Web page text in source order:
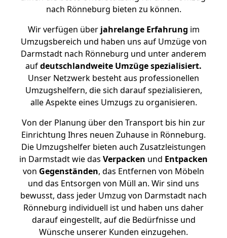
nach Rönneburg bieten zu können.
Wir verfügen überjahrelange Erfahrung im
Umzugsbereich und haben uns auf Umzüge von
Darmstadt nach Rönneburg und unter anderem
aufdeutschlandweite Umzüge spezialisiert.
Unser Netzwerk besteht aus professionellen
Umzugshelfern, die sich darauf spezialisieren,
alle Aspekte eines Umzugs zu organisieren.
Von der Planung über den Transport bis hin zur
Einrichtung Ihres neuen Zuhause in Rönneburg.
Die Umzugshelfer bieten auch Zusatzleistungen
in Darmstadt wie das Verpacken und Entpacken
von Gegenständen, das Entfernen von Möbeln
und das Entsorgen von Müll an. Wir sind uns
bewusst, dass jeder Umzug von Darmstadt nach
Rönneburg individuell ist und haben uns daher
darauf eingestellt, auf die Bedürfnisse und
Wünsche unserer Kunden einzugehen.